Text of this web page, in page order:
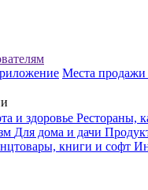
Места продажи
и здоровье Рестораны,
Для дома и дачи
книги и софт